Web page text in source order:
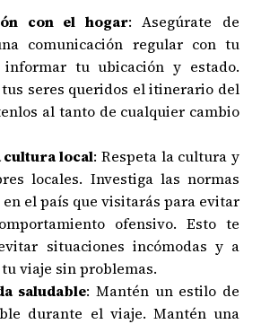
con el hogar: Asegúrate de
comunicación regular con tu
tu ubicación y estado.
tus seres queridos el itinerario del
al tanto de cualquier cambio
cultura local: Respeta la cultura y
locales. Investiga las normas
en el país que visitarás para evitar
ofensivo. Esto te
situaciones incómodas y a
viaje sin problemas.
saludable: Mantén un estilo de
durante el viaje. Mantén una